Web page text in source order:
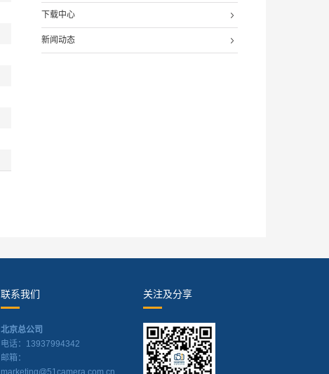
下载中心
新闻动态
联系我们
北京总公司
电话：13937994342
邮箱：
marketing@51camera.com.cn
关注及分享